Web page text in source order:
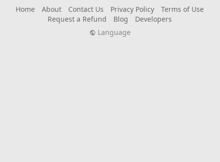
Home
About Contact Us Privacy Policy
Terms of Use
Request a Refund
Blog
Developers
Language